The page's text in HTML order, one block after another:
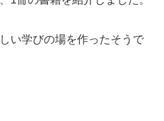
い学びの場を作ったそうで